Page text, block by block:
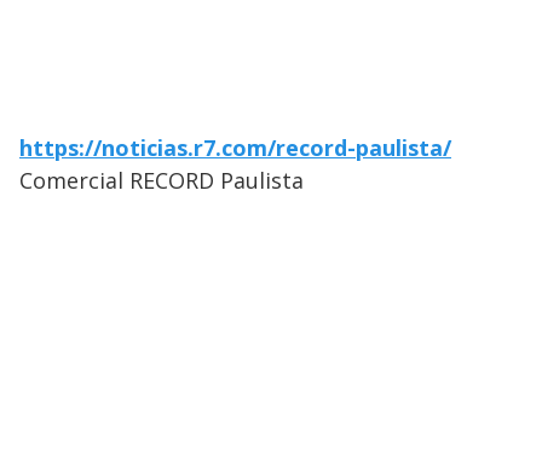
https://noticias.r7.com/record-paulista/
Comercial RECORD Paulista